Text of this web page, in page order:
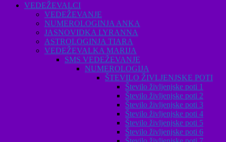
VEDEŽEVALCI
VEDEŽEVANJE
NUMEROLOGINJA ANKA
JASNOVIDKA LYRANNA
ASTROLOGINJA TIARA
VEDEŽEVALKA MARIJA
SMS VEDEŽEVANJE
NUMEROLOGIJA
ŠTEVILO ŽIVLJENJSKE POTI
Število življenjske poti 1
Število življenjske poti 2
Število življenjske poti 3
Število življenjske poti 4
Število življenjske poti 5
Število življenjske poti 6